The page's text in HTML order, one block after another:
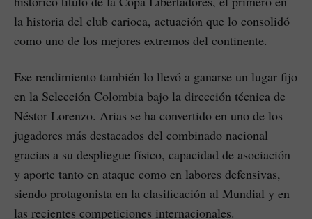
la historia del club carioca, actuación que lo consolidó
como uno de los mejores extremos del continente.
Ese rendimiento también lo llevó a ganarse un lugar fijo
en la Selección Colombia bajo la dirección técnica de
Néstor Lorenzo. Arias se ha convertido en uno de los
jugadores más destacados del combinado nacional
gracias a su despliegue físico, capacidad de asociación
y aporte tanto en ataque como en labores defensivas,
siendo protagonista en la clasificación al Mundial y en
las recientes competiciones internacionales.